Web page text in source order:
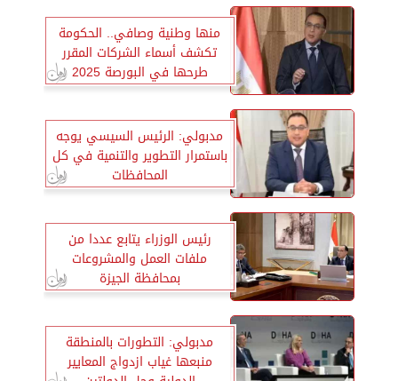
منها وطنية وصافي.. الحكومة
تكشف أسماء الشركات المقرر
طرحها في البورصة 2025
مدبولي: الرئيس السيسي يوجه
باستمرار التطوير والتنمية في كل
المحافظات
رئيس الوزراء يتابع عددا من
ملفات العمل والمشروعات
بمحافظة الجيزة
مدبولي: التطورات بالمنطقة
منبعها غياب ازدواج المعايير